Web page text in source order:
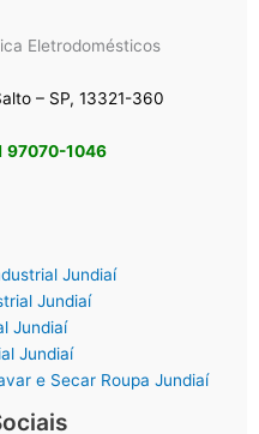
Eletrodomésticos
– SP, 13321-360
97070-1046
Jundiaí
Jundiaí
Jundiaí
Jundiaí
e Secar Roupa Jundiaí